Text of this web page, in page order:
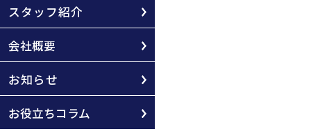
スタッフ紹介
会社概要
お知らせ
お役立ちコラム